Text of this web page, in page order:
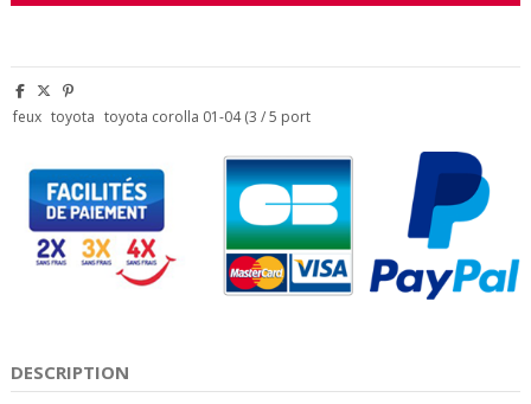
feux toyota toyota corolla 01-04 (3 / 5 port
DESCRIPTION